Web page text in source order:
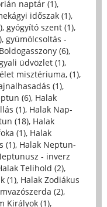
naptár (1),
időszak (1),
, gyógyító szent (1),
, gyümölcsoltás -
(6),
üdvözlet (1),
misztériuma, (1),
(1),
(6), Halak
(1), Halak Nap-
(18), Halak
(1), Halak
(1), Halak Neptun-
- inverz
Telihold (2),
(1), Halak Zodiákus
(2),
Királyok (1),